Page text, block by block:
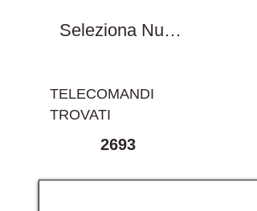
TELECOMANDI
TROVATI
2693